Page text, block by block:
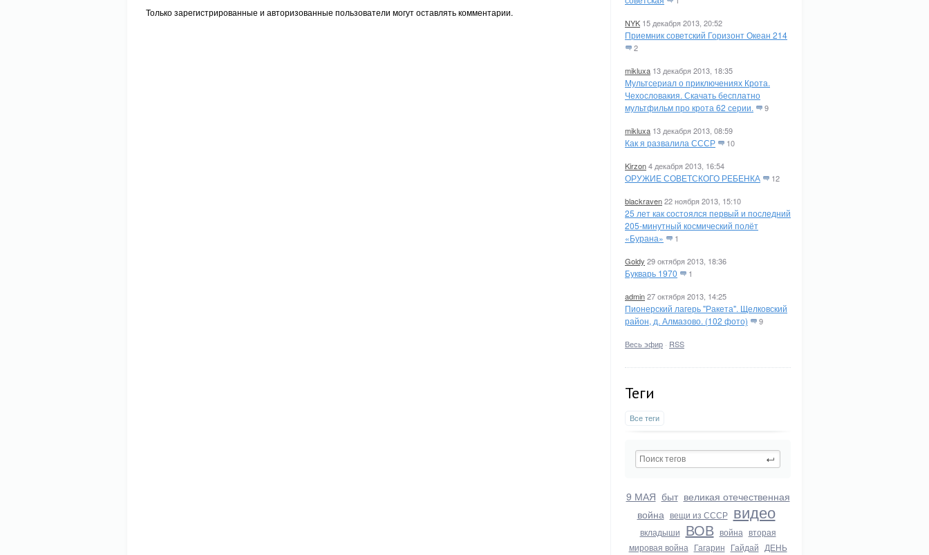
NYK 15 декабря 2013, 20:52
Приемник советский Горизонт Океан 214
2
mikluxa 13 декабря 2013, 18:35
Мультсериал о приключениях Крота.
Чехословакия. Скачать бесплатно
мультфильм про крота 62 серии.
9
mikluxa 13 декабря 2013, 08:59
Как я развалила СССР 10
Kirzon4 декабря 2013, 16:54
ОРУЖИЕ СОВЕТСКОГО РЕБЕНКА 12
blackraven22 ноября 2013, 15:10
25 лет как состоялся первый и последний
205-минутный космический полёт
«Бурана»
1
Goldy 29 октября 2013, 18:36
Букварь 1970 1
admin27 октября 2013, 14:25
Пионерский лагерь "Ракета". Щелковский
район, д. Алмазово. (102 фото)
9
Весь эфир · RSS
Теги
Все теги
9 МАЯ быт великая отечественная
война вещи из СССР видео
вкладыши ВОВ война вторая
мировая война Гагарин Гайдай ДЕНЬ
Только зарегистрированные и авторизованные пользователи могут оставлять комментарии.